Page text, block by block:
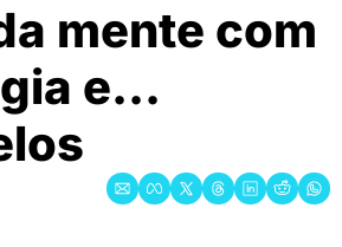
mente com
e...